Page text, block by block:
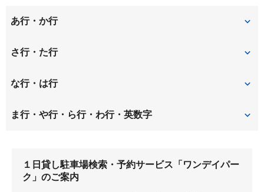
あ行・か行
あざみ野
荏子田
鴨志田町 鉄町
さ行・た行
桜台
下麻生 すすき野
な行・は行
虹ケ丘 白山
ま行・や行・ら行・わ行・英数字
三輪町 元石川町
１日貸し駐車場検索・予約サービス「ワンデイパー
ク」のご案内